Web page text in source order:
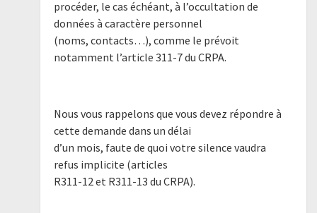
procéder, le cas échéant, à l’occultation de
données à caractère personnel
(noms, contacts…), comme le prévoit
notamment l’article 311-7 du CRPA.
Nous vous rappelons que vous devez répondre à
cette demande dans un délai
d’un mois, faute de quoi votre silence vaudra
refus implicite (articles
R311-12 et R311-13 du CRPA).